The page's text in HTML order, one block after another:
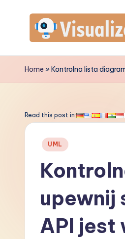
contentV
is
a
Home »Kontrolna lista
Read this post in:
Posted
UML
upewnij
API jest